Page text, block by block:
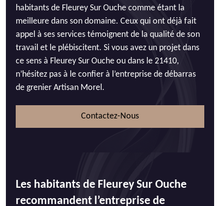
habitants de Fleurey Sur Ouche comme étant la
meilleure dans son domaine. Ceux qui ont déjà fait
appel à ses services témoignent de la qualité de son
travail et le plébiscitent. Si vous avez un projet dans
ce sens à Fleurey Sur Ouche ou dans le 21410,
n’hésitez pas à le confier à l’entreprise de débarras
de grenier Artisan Morel.
Contactez-Nous
Les habitants de Fleurey Sur Ouche
recommandent l’entreprise de